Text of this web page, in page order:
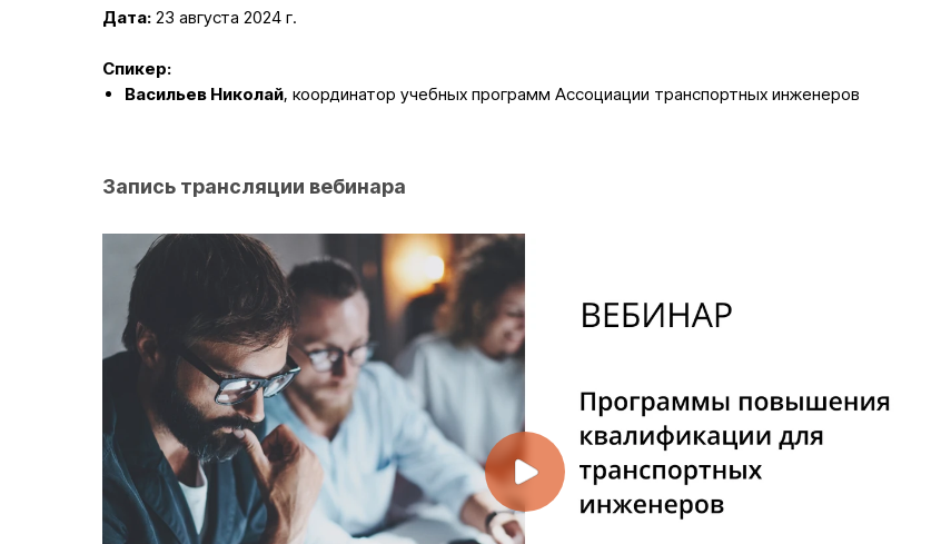
Дата: 23 августа 2024 г.
Спикер:
Васильев Николай, координатор учебных программ Ассоциации транспортных инженеров
Запись трансляции вебинара